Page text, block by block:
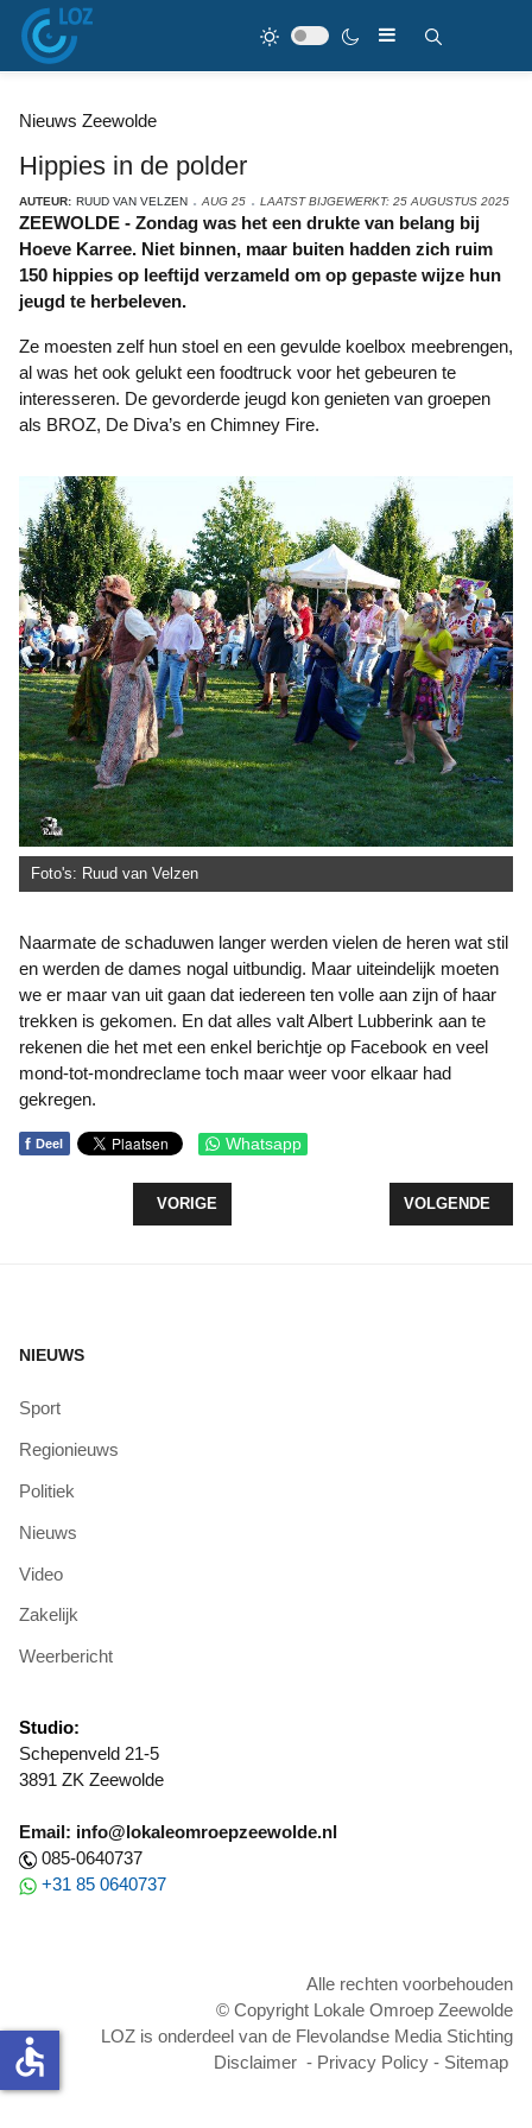
Nieuws Zeewolde
Hippies in de polder
AUTEUR: RUUD VAN VELZEN AUG 25 LAATST BIJGEWERKT: 25 AUGUSTUS 2025
ZEEWOLDE - Zondag was het een drukte van belang bij
Hoeve Karree. Niet binnen, maar buiten hadden zich ruim
150 hippies op leeftijd verzameld om op gepaste wijze hun
jeugd te herbeleven.
Ze moesten zelf hun stoel en een gevulde koelbox meebrengen,
al was het ook gelukt een foodtruck voor het gebeuren te
interesseren. De gevorderde jeugd kon genieten van groepen
als BROZ, De Diva’s en Chimney Fire.
Foto's: Ruud van Velzen
Naarmate de schaduwen langer werden vielen de heren wat stil
en werden de dames nogal uitbundig. Maar uiteindelijk moeten
we er maar van uit gaan dat iedereen ten volle aan zijn of haar
trekken is gekomen. En dat alles valt Albert Lubberink aan te
rekenen die het met een enkel berichtje op Facebook en veel
mond-tot-mondreclame toch maar weer voor elkaar had
gekregen.
f Deel Whatsapp
VORIG ARTIKEL: REPAREREN IN PLAATS VAN
VORIGE VOLGENDE
VOLGENDE
NIEUWS
Sport
Regionieuws
Politiek
Nieuws
Video
Zakelijk
Weerbericht
Studio:
Schepenveld 21-5
3891 ZK Zeewolde
Email: info@lokaleomroepzeewolde.nl
085-0640737
+31 85 0640737
Alle rechten voorbehouden
© Copyright Lokale Omroep Zeewolde
LOZ is onderdeel van de Flevolandse Media Stichting
Disclaimer - Privacy Policy - Sitemap
accessible